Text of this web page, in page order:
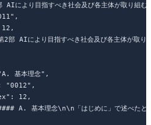
AIにより目指すべき社会及び各主体が取り組む
,
12 ,
部 AIにより目指すべき社会及び各主体が取り
基本理念" ,
"0012" ,
: 12 ,
A. 基本理念\n\n 「はじめに」で述べた